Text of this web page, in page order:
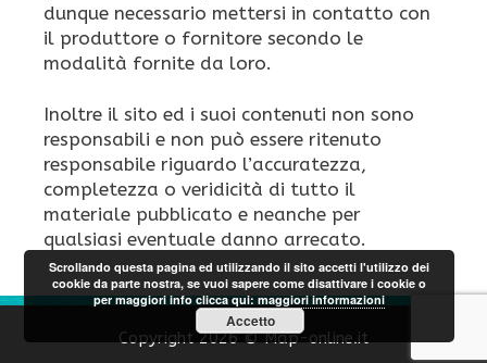
dunque necessario mettersi in contatto con
il produttore o fornitore secondo le
modalità fornite da loro.
Inoltre il sito ed i suoi contenuti non sono
responsabili e non può essere ritenuto
responsabile riguardo l’accuratezza,
completezza o veridicità di tutto il
materiale pubblicato e neanche per
qualsiasi eventuale danno arrecato.
Copyright 2026 © Map-online.it
Scrollando questa pagina ed utilizzando il sito accetti l'utilizzo dei
cookie da parte nostra, se vuoi sapere come disattivare i cookie o
per maggiori info clicca qui:maggiori informazioni
Accetto